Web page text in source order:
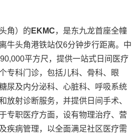
角）的 EKMC，是东九龙首座全幢
牛头角港铁站仅6分钟步行距离。中
平方尺，提供一站式日间医疗
专科门诊，包括儿科、骨科、眼
尿及内分泌科、心脏科、呼吸系统
放射诊断服务，并提供日间手术、
专职医疗方面，设有物理治疗、营
疾病管理，以全面满足社区医疗需